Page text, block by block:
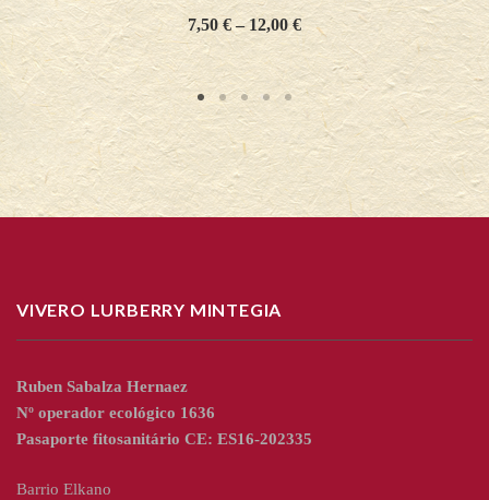
7,50 €–12,00€
VIVERO LURBERRY MINTEGIA
Ruben Sabalza Hernaez
Nº operador ecológico 1636
Pasaporte fitosanitário CE: ES16-202335
Barrio Elkano